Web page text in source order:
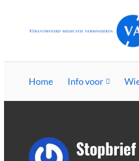
Vereniging
Verantwoord afbouwen
Home Info voor